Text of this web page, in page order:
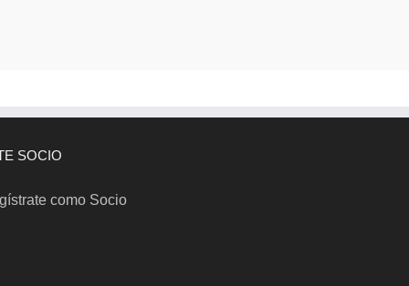
SOCIO
como Socio